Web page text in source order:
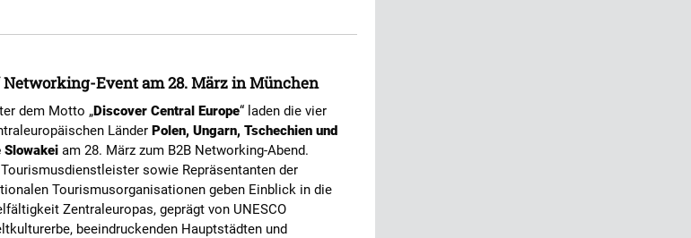
Networking-Event am 28. März in München
dem Motto „Discover Central Europe“ laden die vier
Länder Polen, Ungarn, Tschechien und
Slowakei am 28. März zum B2B Networking-Abend.
sowie Repräsentanten der
Tourismusorganisationen geben Einblick in die
Zentraleuropas, geprägt von UNESCO
beeindruckenden Hauptstädten und